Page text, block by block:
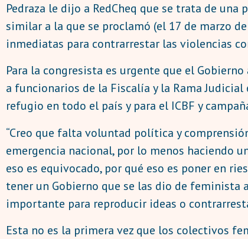
Pedraza le dijo a RedCheq que se trata de
similar a la que se proclamó (el 17 de marzo
inmediatas para contrarrestar las violencias
Para la congresista es urgente que el
a funcionarios de la Fiscalía y la Rama
refugio en todo el país y para el ICBF y
“Creo que falta voluntad política y
emergencia nacional, por lo menos haciendo
eso es equivocado, por qué eso es poner en
tener un Gobierno que se las dio de
importante para reproducir ideas o
Esta no es la primera vez que los colectivos